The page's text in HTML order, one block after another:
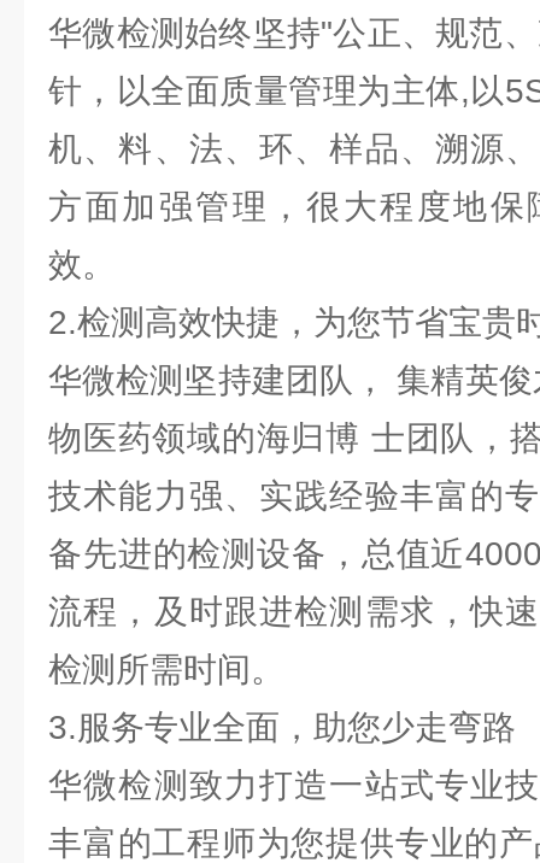
华微检测始终坚持"公正、规范
针，以全面质量管理为主体,以
机、料、法、环、样品、溯源
方面加强管理，很大程度地
效。
2.检测高效快捷，为您节省宝贵
华微检测坚持建团队， 集精英
物医药领域的海归博 士团队，
技术能力强、实践经验丰富的
备先进的检测设备，总值近
流程，及时跟进检测需求，快
检测所需时间。
3.服务专业全面，助您少走弯路
华微检测致力打造一站式专业
丰富的工程师为您提供专业的